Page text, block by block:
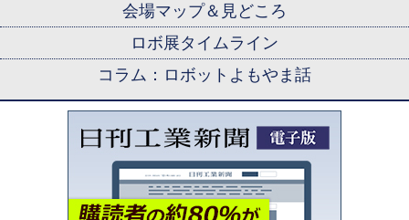
会場マップ＆見どころ
ロボ展タイムライン
コラム：ロボットよもやま話